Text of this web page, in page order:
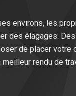
environs, les
des élagages.
de placer
rendu de